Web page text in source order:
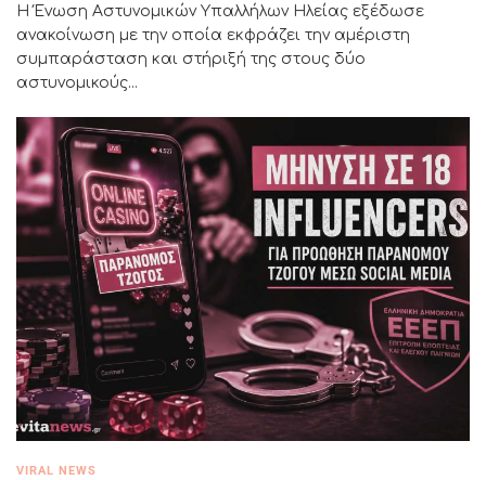
Η Ένωση Αστυνομικών Υπαλλήλων Ηλείας εξέδωσε
ανακοίνωση με την οποία εκφράζει την αμέριστη
συμπαράσταση και στήριξή της στους δύο
αστυνομικούς...
VIRAL NEWS